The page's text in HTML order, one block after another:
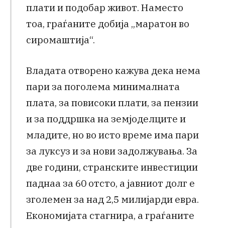
плати и подобар живот. Наместо
тоа, граѓаните добија „маратон во
сиромаштија“.
Владата отворено кажува дека нема
пари за поголема минималната
плата, за повисоки плати, за пензии
и за поддршка на земјоделците и
младите, но во исто време има пари
за луксуз и за нови задолжувања. За
две години, странските инвестиции
паднаа за 60 отсто, а јавниот долг е
зголемен за над 2,5 милијарди евра.
Економијата стагнира, а граѓаните